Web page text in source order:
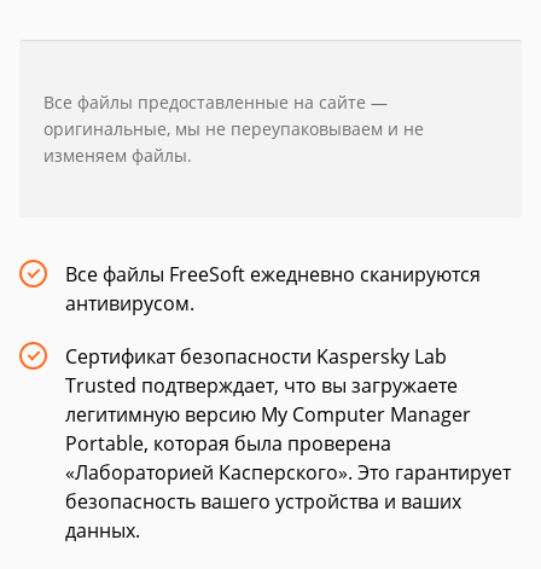
Все файлы предоставленные на сайте —
оригинальные, мы не переупаковываем и не
изменяем файлы.
Все файлы FreeSoft ежедневно сканируются
антивирусом.
Сертификат безопасности Kaspersky Lab
Trusted подтверждает, что вы загружаете
легитимную версию My Computer Manager
Portable, которая была проверена
«Лабораторией Касперского». Это гарантирует
безопасность вашего устройства и ваших
данных.